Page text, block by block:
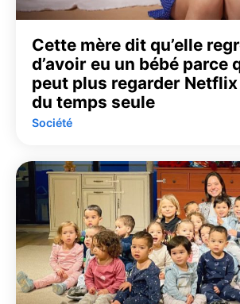
Cette mère dit qu’elle
d’avoir eu un bébé parce
peut plus regarder
du temps seule
Société